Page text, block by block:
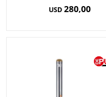
USD 280,00